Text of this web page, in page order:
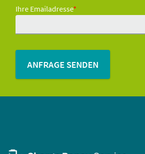
Ihre Emailadresse*